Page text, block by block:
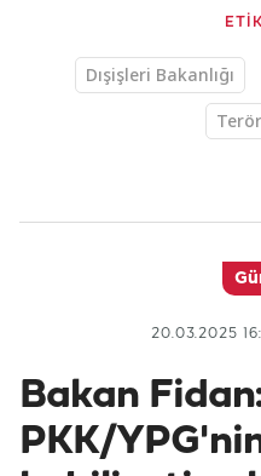
Dışişleri Bakanlığı
20.03.2025
Bakan
PKK/